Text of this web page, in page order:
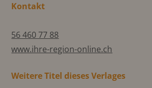
Kontakt
56 460 77 88
www.ihre-region-online.ch
Weitere Titel dieses Verlages